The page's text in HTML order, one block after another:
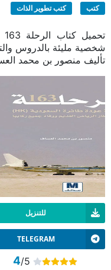
كتب كتب تطوير الذات
شخصية مليئة بالدروس
تأليف منصور بن محمد
للتنزيل
TELEGRAM
4/5